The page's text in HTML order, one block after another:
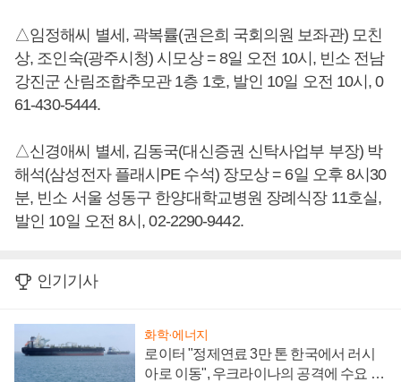
△임정해씨 별세, 곽복률(권은희 국회의원 보좌관) 모친
상, 조인숙(광주시청) 시모상 = 8일 오전 10시, 빈소 전남
강진군 산림조합추모관 1층 1호, 발인 10일 오전 10시, 0
61-430-5444.
△신경애씨 별세, 김동국(대신증권 신탁사업부 부장) 박
해석(삼성전자 플래시PE 수석) 장모상 = 6일 오후 8시30
분, 빈소 서울 성동구 한양대학교병원 장례식장 11호실,
발인 10일 오전 8시, 02-2290-9442.
인기기사
화학·에너지
로이터 "정제연료 3만 톤 한국에서 러시
아로 이동", 우크라이나의 공격에 수요 늘